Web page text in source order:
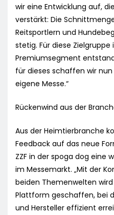
wir eine Entwicklung auf,
verstärkt: Die
Reitsportlern und
stetig. Für diese
Premiumsegment
für dieses schaffen wir
eigene Messe.“
Rückenwind aus der
Aus der Heimtierbranche
Feedback auf das neue
ZZF in der spoga dog eine
im Messemarkt. „Mit der
beiden Themenwelten wird
Plattform geschaffen, bei
und Hersteller effizient